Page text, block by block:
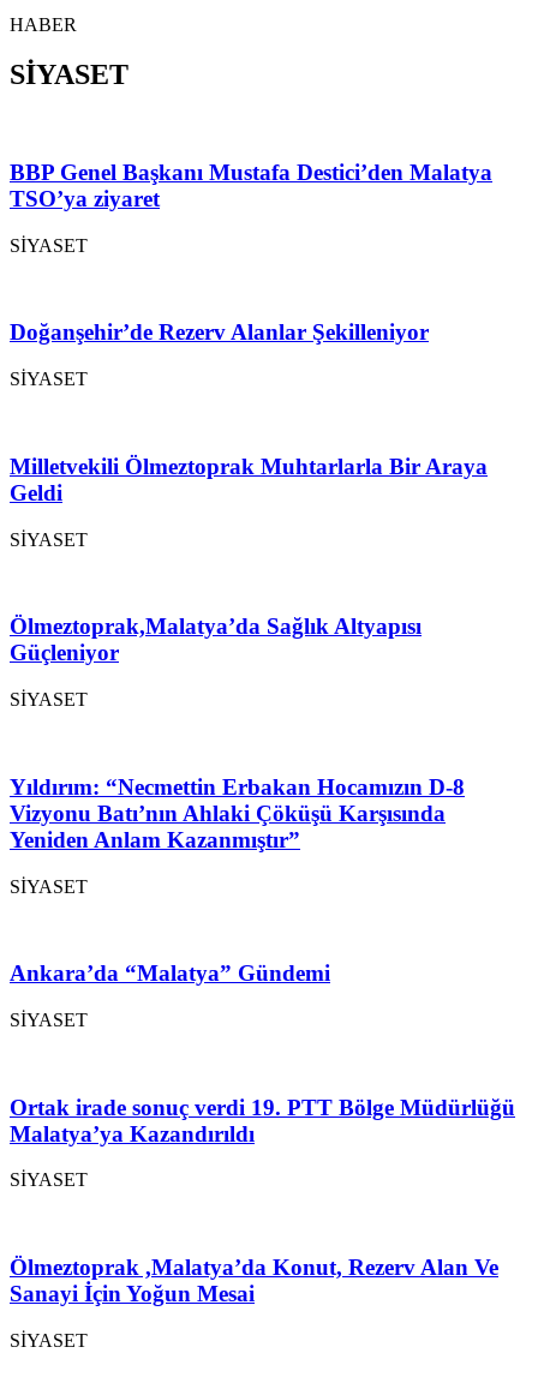
HABER
SİYASET
BBP Genel Başkanı Mustafa Destici’den Malatya
TSO’ya ziyaret
SİYASET
Doğanşehir’de Rezerv Alanlar Şekilleniyor
SİYASET
Milletvekili Ölmeztoprak Muhtarlarla Bir Araya
Geldi
SİYASET
Ölmeztoprak,Malatya’da Sağlık Altyapısı
Güçleniyor
SİYASET
Yıldırım: “Necmettin Erbakan Hocamızın D-8
Vizyonu Batı’nın Ahlaki Çöküşü Karşısında
Yeniden Anlam Kazanmıştır”
SİYASET
Ankara’da “Malatya” Gündemi
SİYASET
Ortak irade sonuç verdi 19. PTT Bölge Müdürlüğü
Malatya’ya Kazandırıldı
SİYASET
Ölmeztoprak ,Malatya’da Konut, Rezerv Alan Ve
Sanayi İçin Yoğun Mesai
SİYASET